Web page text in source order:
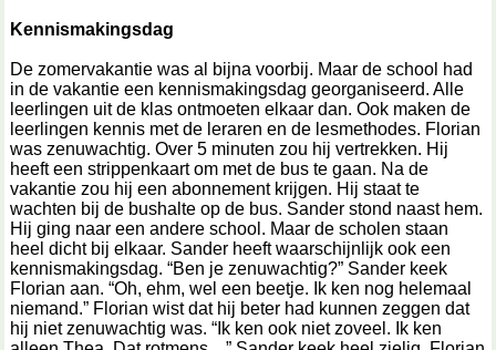
Kennismakingsdag
De zomervakantie was al bijna voorbij. Maar de school had
in de vakantie een kennismakingsdag georganiseerd. Alle
leerlingen uit de klas ontmoeten elkaar dan. Ook maken de
leerlingen kennis met de leraren en de lesmethodes. Florian
was zenuwachtig. Over 5 minuten zou hij vertrekken. Hij
heeft een strippenkaart om met de bus te gaan. Na de
vakantie zou hij een abonnement krijgen. Hij staat te
wachten bij de bushalte op de bus. Sander stond naast hem.
Hij ging naar een andere school. Maar de scholen staan
heel dicht bij elkaar. Sander heeft waarschijnlijk ook een
kennismakingsdag. “Ben je zenuwachtig?” Sander keek
Florian aan. “Oh, ehm, wel een beetje. Ik ken nog helemaal
niemand.” Florian wist dat hij beter had kunnen zeggen dat
hij niet zenuwachtig was. “Ik ken ook niet zoveel. Ik ken